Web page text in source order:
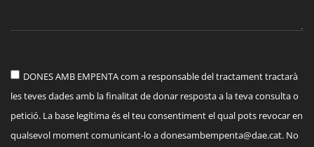
DONES AMB EMPENTA com a responsable del tractament tractarà
les teves dades amb la finalitat de donar resposta a la teva consulta o
petició. La base legítima és el teu consentiment el qual pots revocar en
qualsevol moment comunicant-lo adonesambempenta@dae.cat. No